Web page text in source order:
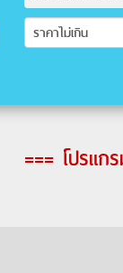
=== โปรแก